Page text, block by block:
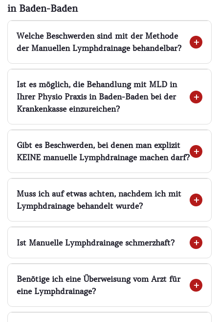
in Baden-Baden
Welche Beschwerden sind mit der Methode
der Manuellen Lymphdrainage behandelbar?
Ist es möglich, die Behandlung mit MLD in
Ihrer Physio Praxis in Baden-Baden bei der
Krankenkasse einzureichen?
Gibt es Beschwerden, bei denen man explizit
KEINE manuelle Lymphdrainage machen darf?
Muss ich auf etwas achten, nachdem ich mit
Lymphdrainage behandelt wurde?
Ist Manuelle Lymphdrainage schmerzhaft?
Benötige ich eine Überweisung vom Arzt für
eine Lymphdrainage?